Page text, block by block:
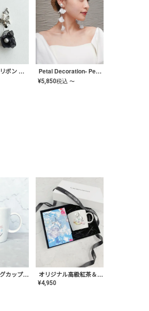
オーガンジーリボン バレリーナイヤリング&ピアス【Black】〈PV-COER-11〉 Petal Decoration- Pearl【JA-COER-3】
¥5,850税込 〜
オリジナルマグカップ【AT-TW-03】ギフトセット有/プレゼント/内祝い/結婚式/ペア/食器/テーブルウェア/記念日/お返し/特別/高級/おしゃれ オリジナル高級紅茶＆マグカップ ギフト【AT-GF-02】ギフトセット/プレゼント/内祝い/結婚式/ハーブティー/高品質/マグカップ/食器/記念日/お返し/手土産/美容/おしゃれ
¥4,950